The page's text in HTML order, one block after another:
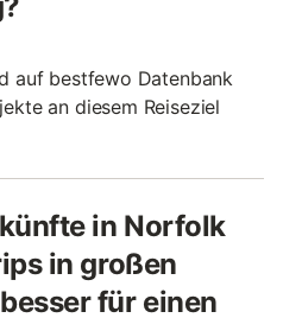
auf bestfewo Datenbank
an diesem Reiseziel
in Norfolk
in großen
für einen